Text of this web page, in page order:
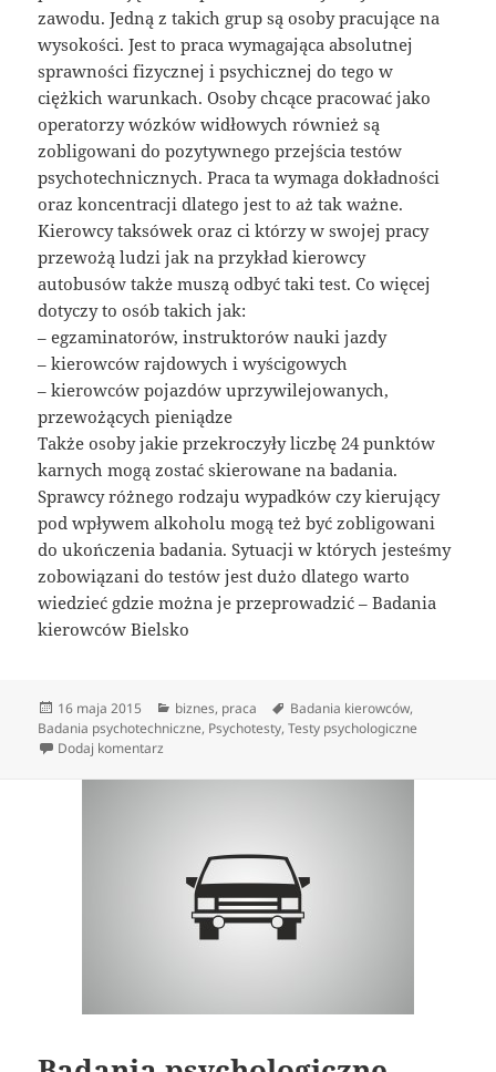
zawodu. Jedną z takich grup są osoby pracujące na
wysokości. Jest to praca wymagająca absolutnej
sprawności fizycznej i psychicznej do tego w
ciężkich warunkach. Osoby chcące pracować jako
operatorzy wózków widłowych również są
zobligowani do pozytywnego przejścia testów
psychotechnicznych. Praca ta wymaga dokładności
oraz koncentracji dlatego jest to aż tak ważne.
Kierowcy taksówek oraz ci którzy w swojej pracy
przewożą ludzi jak na przykład kierowcy
autobusów także muszą odbyć taki test. Co więcej
dotyczy to osób takich jak:
– egzaminatorów, instruktorów nauki jazdy
– kierowców rajdowych i wyścigowych
– kierowców pojazdów uprzywilejowanych,
przewożących pieniądze
Także osoby jakie przekroczyły liczbę 24 punktów
karnych mogą zostać skierowane na badania.
Sprawcy różnego rodzaju wypadków czy kierujący
pod wpływem alkoholu mogą też być zobligowani
do ukończenia badania. Sytuacji w których jesteśmy
zobowiązani do testów jest dużo dlatego warto
wiedzieć gdzie można je przeprowadzić – Badania
kierowców Bielsko
Data
publikacji
16 maja 2015 Kategorie
biznes, praca Tagi
Badania kierowców,
Badania psychotechniczne, Psychotesty,Testy psychologiczne
Dodaj komentarz